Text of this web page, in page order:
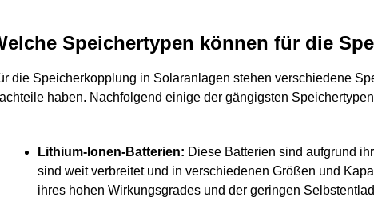
Speichertypen können für die
die Speicherkopplung in Solaranlagen stehen verschiedene
haben. Nachfolgend einige der gängigsten
Lithium-Ionen-Batterien: Diese Batterien sind aufgrund
sind weit verbreitet und in verschiedenen Größen und
ihres hohen Wirkungsgrades und der geringen